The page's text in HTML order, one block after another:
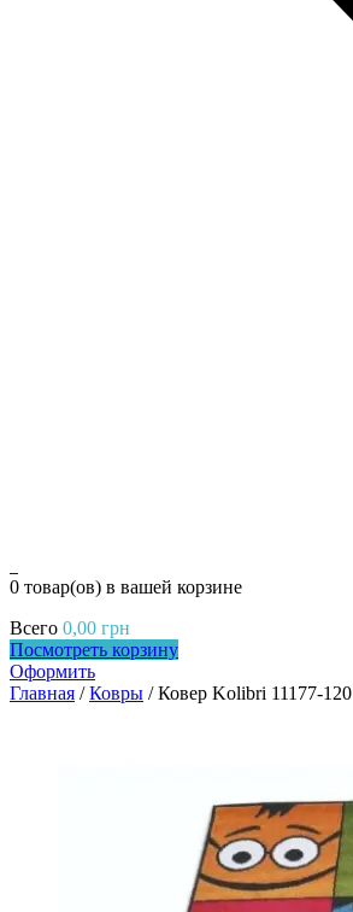
0 товар(ов) в вашей корзине
Всего 0,00 грн
Посмотреть корзину
Оформить
Главная /Ковры / Ковер Kolibri 11177-120